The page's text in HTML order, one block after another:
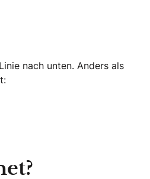
nach unten. Anders als